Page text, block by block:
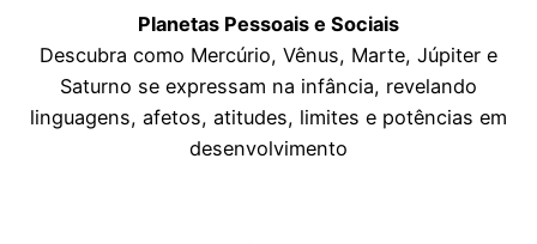
Planetas Pessoais e Sociais
Descubra como Mercúrio, Vênus, Marte, Júpiter e
Saturno se expressam na infância, revelando
linguagens, afetos, atitudes, limites e potências em
desenvolvimento